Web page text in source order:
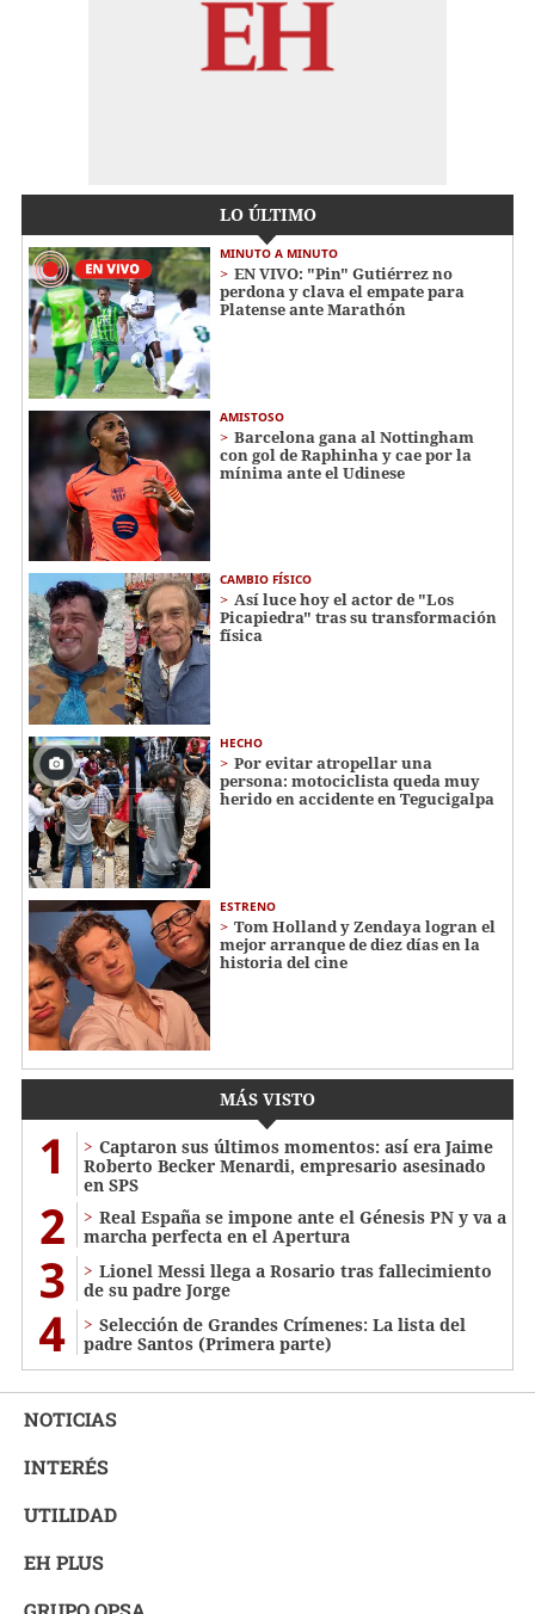
LO ÚLTIMO
MINUTO A MINUTO
EN VIVO: "Pin" Gutiérrez no
perdona y clava el empate para
Platense ante Marathón
AMISTOSO
Barcelona gana al Nottingham
con gol de Raphinha y cae por la
mínima ante el Udinese
CAMBIO FÍSICO
Así luce hoy el actor de "Los
Picapiedra" tras su transformación
física
HECHO
Por evitar atropellar una
persona: motociclista queda muy
herido en accidente en Tegucigalpa
ESTRENO
Tom Holland y Zendaya logran el
mejor arranque de diez días en la
historia del cine
MÁS VISTO
1
Captaron sus últimos momentos: así era Jaime
Roberto Becker Menardi​​​, empresario asesinado
en SPS
2
Real España se impone ante el Génesis PN y va a
marcha perfecta en el Apertura
3
Lionel Messi llega a Rosario tras fallecimiento
de su padre Jorge
4
Selección de Grandes Crímenes: La lista del
padre Santos (Primera parte)
NOTICIAS
INTERÉS
UTILIDAD
EH PLUS